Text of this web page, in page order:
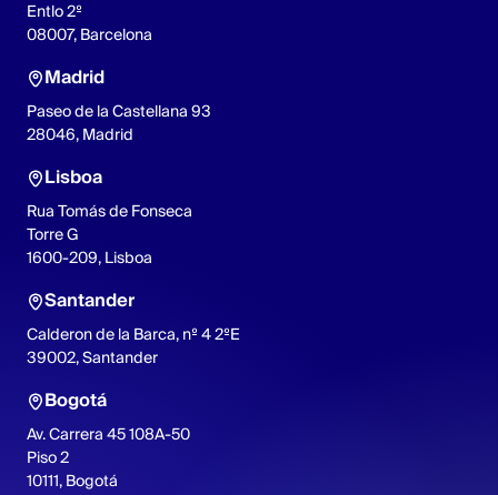
Entlo 2º
08007, Barcelona
Madrid
Paseo de la Castellana 93
28046, Madrid
Lisboa
Rua Tomás de Fonseca
Torre G
1600-209, Lisboa
Santander
Calderon de la Barca, nº 4 2ºE
39002, Santander
Bogotá
Av. Carrera 45 108A-50
Piso 2
10111, Bogotá